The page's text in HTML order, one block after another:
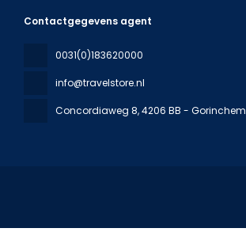
Contactgegevens agent
0031(0)183620000
info@travelstore.nl
Concordiaweg 8, 4206 BB - Gorinchem